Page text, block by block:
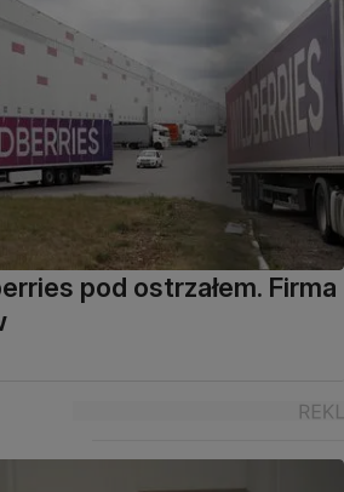
pod ostrzałem. Firma